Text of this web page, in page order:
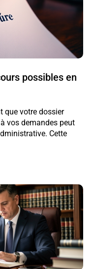
possibles en
que votre dossier
vos demandes peut
Cette